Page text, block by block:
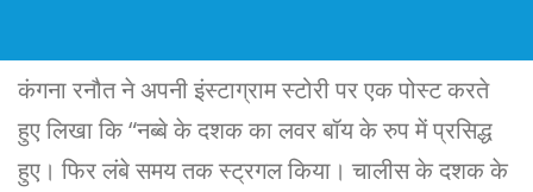
कंगना रनौत ने अपनी इंस्टाग्राम स्टोरी पर एक पोस्ट करते
हुए लिखा कि “नब्बे के दशक का लवर बॉय के रुप में प्रसिद्ध
हुए। फिर लंबे समय तक स्ट्रगल किया। चालीस के दशक के